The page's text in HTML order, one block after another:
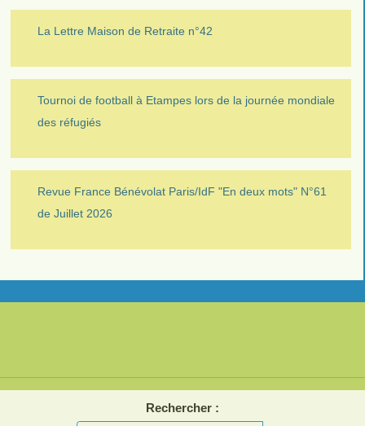
La Lettre Maison de Retraite n°42
Tournoi de football à Etampes lors de la journée mondiale
des réfugiés
Revue France Bénévolat Paris/IdF "En deux mots" N°61
de Juillet 2026
Rechercher :